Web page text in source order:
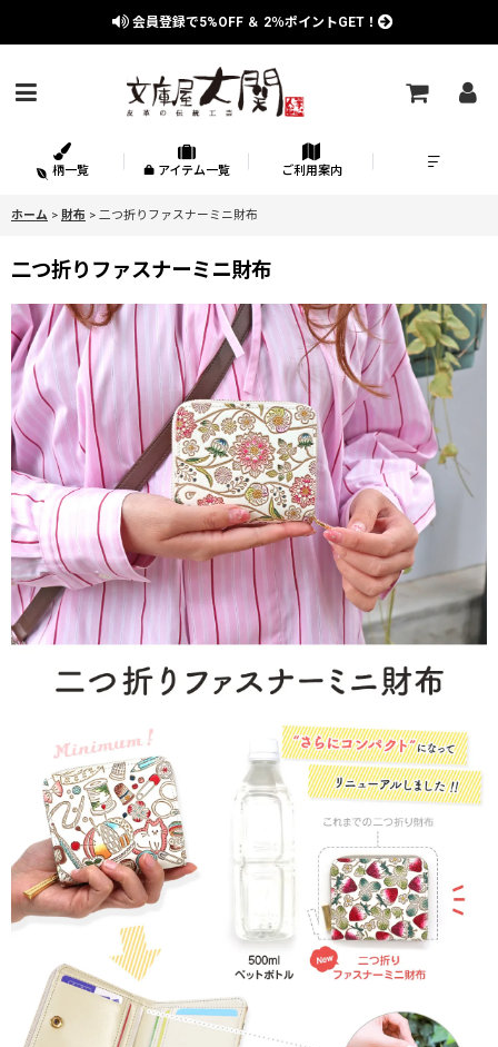
会員登録で5%OFF ＆ 2％ポイントGET！
柄一覧 アイテム一覧 ご利用案内
ホーム > 財布 > 二つ折りファスナーミニ財布
二つ折りファスナーミニ財布